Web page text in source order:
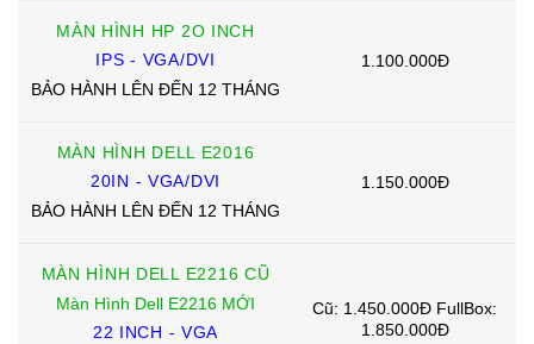
MÀN HÌNH HP 2O INCH
IPS - VGA/DVI
BẢO HÀNH LÊN ĐẾN 12 THÁNG
1.100.000Đ
MÀN HÌNH DELL E2016
20IN - VGA/DVI
BẢO HÀNH LÊN ĐẾN 12 THÁNG
1.150.000Đ
MÀN HÌNH DELL E2216 CŨ
Màn Hình Dell E2216 MỚI
22 INCH - VGA
Cũ: 1.450.000Đ FullBox:
1.850.000Đ